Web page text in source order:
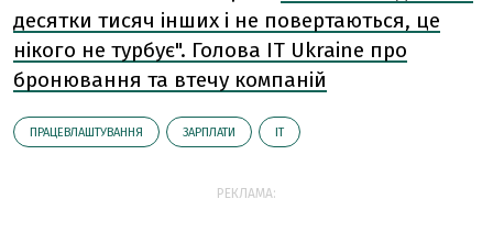
десятки тисяч інших і не повертаються, це
нікого не турбує". Голова IT Ukraine про
бронювання та втечу компаній
ПРАЦЕВЛАШТУВАННЯ ЗАРПЛАТИ ІТ
РЕКЛАМА: